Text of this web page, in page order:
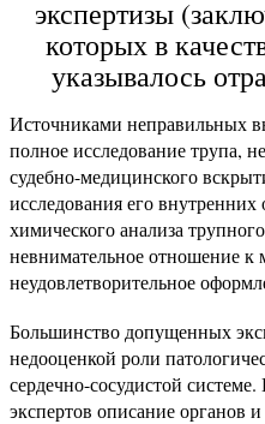
экспертизы
которых в
указывалось
Источниками неправильных
полное исследование трупа,
судебно-медицинского
исследования его
химического анализа
невнимательное отношение к
неудовлетворительное
Большинство допущенных
недооценкой роли
сердечно-сосудистой
экспертов описание органов